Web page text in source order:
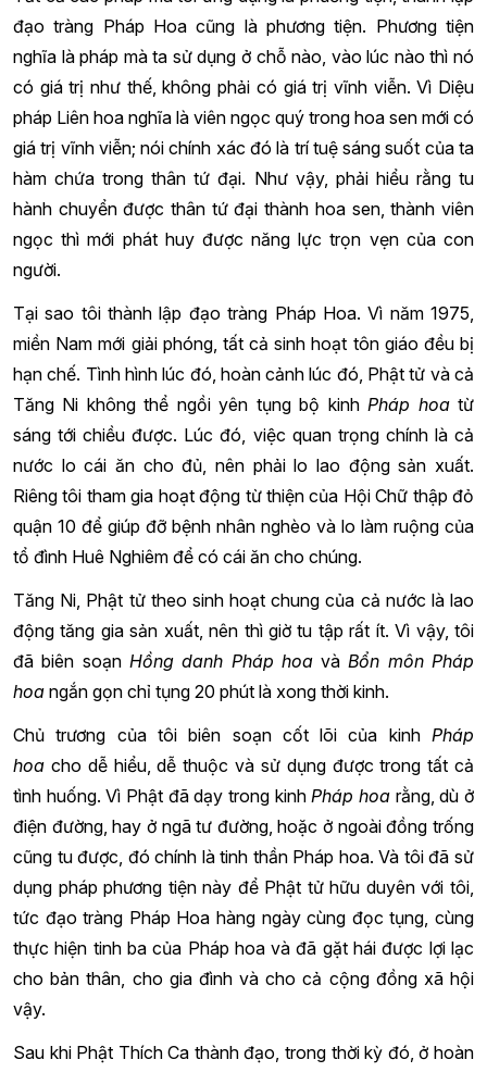
đạo tràng Pháp Hoa cũng là phương tiện. Phương tiện
nghĩa là pháp mà ta sử dụng ở chỗ nào, vào lúc nào thì nó
có giá trị như thế, không phải có giá trị vĩnh viễn. Vì Diệu
pháp Liên hoa nghĩa là viên ngọc quý trong hoa sen mới có
giá trị vĩnh viễn; nói chính xác đó là trí tuệ sáng suốt của ta
hàm chứa trong thân tứ đại. Như vậy, phải hiểu rằng tu
hành chuyển được thân tứ đại thành hoa sen, thành viên
ngọc thì mới phát huy được năng lực trọn vẹn của con
người.
Tại sao tôi thành lập đạo tràng Pháp Hoa. Vì năm 1975,
miền Nam mới giải phóng, tất cả sinh hoạt tôn giáo đều bị
hạn chế. Tình hình lúc đó, hoàn cảnh lúc đó, Phật tử và cả
Tăng Ni không thể ngồi yên tụng bộ kinhPháp hoatừ
sáng tới chiều được. Lúc đó, việc quan trọng chính là cả
nước lo cái ăn cho đủ, nên phải lo lao động sản xuất.
Riêng tôi tham gia hoạt động từ thiện của Hội Chữ thập đỏ
quận 10 để giúp đỡ bệnh nhân nghèo và lo làm ruộng của
tổ đình Huê Nghiêm để có cái ăn cho chúng.
Tăng Ni, Phật tử theo sinh hoạt chung của cả nước là lao
động tăng gia sản xuất, nên thì giờ tu tập rất ít. Vì vậy, tôi
đã biên soạn Hồng danh Pháp hoavàBổn môn Pháp
hoa ngắn gọn chỉ tụng 20 phút là xong thời kinh.
Chủ trương của tôi biên soạn cốt lõi của kinh Pháp
hoa cho dễ hiểu, dễ thuộc và sử dụng được trong tất cả
tình huống. Vì Phật đã dạy trong kinhPháp hoa rằng, dù ở
điện đường, hay ở ngã tư đường, hoặc ở ngoài đồng trống
cũng tu được, đó chính là tinh thần Pháp hoa. Và tôi đã sử
dụng pháp phương tiện này để Phật tử hữu duyên với tôi,
tức đạo tràng Pháp Hoa hàng ngày cùng đọc tụng, cùng
thực hiện tinh ba của Pháp hoa và đã gặt hái được lợi lạc
cho bản thân, cho gia đình và cho cả cộng đồng xã hội
vậy.
Sau khi Phật Thích Ca thành đạo, trong thời kỳ đó, ở hoàn